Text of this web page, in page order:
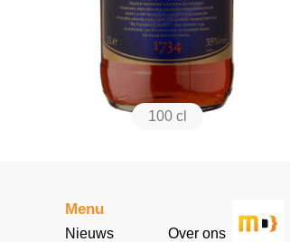
100 cl
Menu
Nieuws Over ons